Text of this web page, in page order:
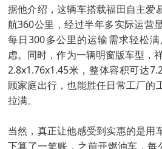
据他介绍，这辆车搭载福田自主爱
航360公里，经过半年多实际运营
每日300多公里的运输需求轻松
虑。同时，作为一辆明窗版车型，
2.8x1.76x1.45米，整体容积可达
顾家庭出行，也能胜任日常工厂的
拉满。
当然，真正让他感受到实惠的是用
下算了一笔账，之前开燃油车，